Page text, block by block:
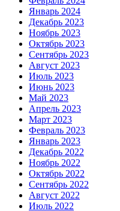
Январь 2024
Декабрь 2023
Ноябрь 2023
Октябрь 2023
Сентябрь 2023
Август 2023
Июль 2023
Июнь 2023
Май 2023
Апрель 2023
Март 2023
Февраль 2023
Январь 2023
Декабрь 2022
Ноябрь 2022
Октябрь 2022
Сентябрь 2022
Август 2022
Июль 2022